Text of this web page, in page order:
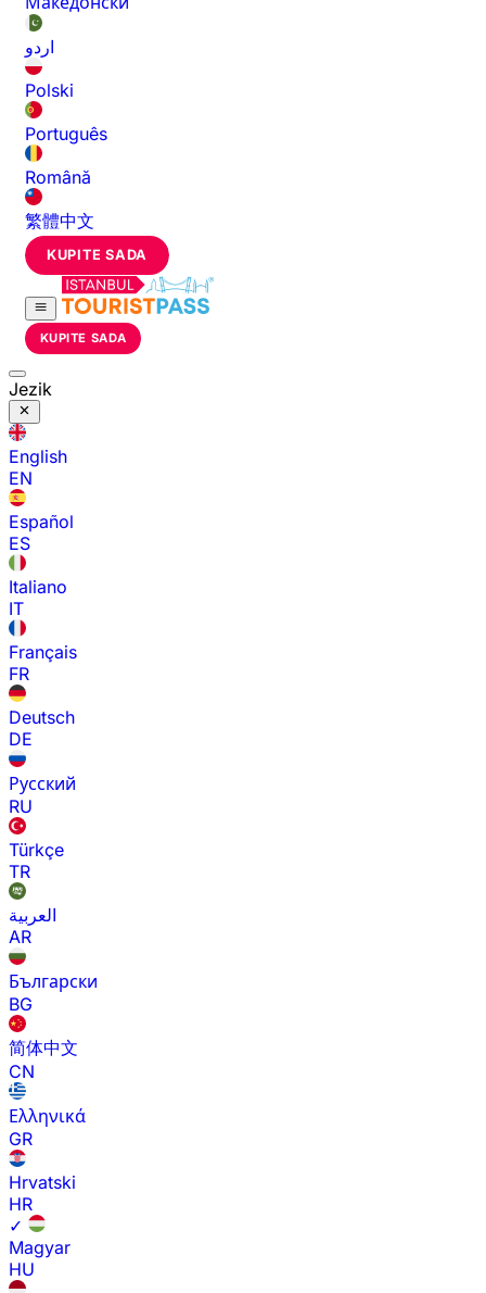
اردو
Polski
Português
Română
繁體中文
KUPITE SADA
KUPITE SADA
Jezik
English
EN
Español
ES
Italiano
IT
Français
FR
Deutsch
DE
Русский
RU
Türkçe
TR
العربية
AR
Български
BG
简体中文
CN
Ελληνικά
GR
Hrvatski
HR
✓
Magyar
HU